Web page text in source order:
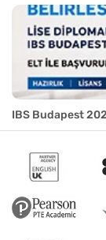
IBS Budapest